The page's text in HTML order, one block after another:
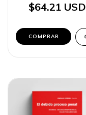
$64.21 USD
COMPRAR